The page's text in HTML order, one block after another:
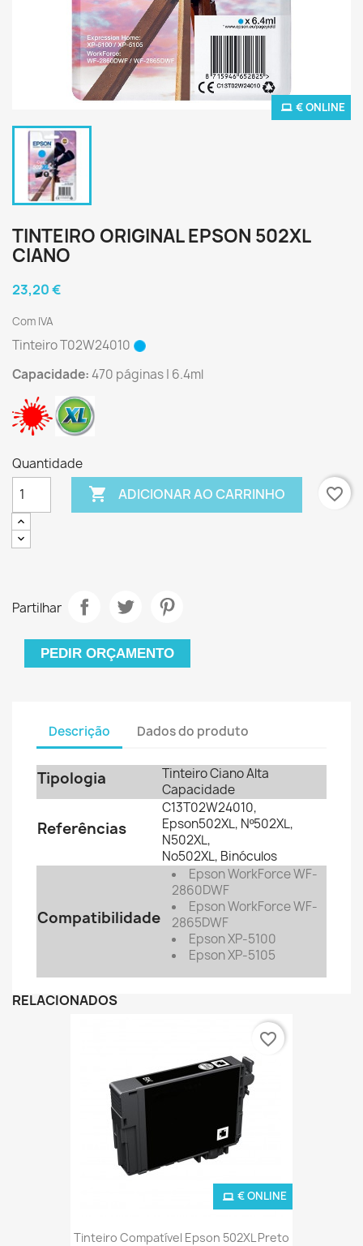
€ ONLINE
TINTEIRO ORIGINAL EPSON 502XL
CIANO
23,20 €
Com IVA
Tinteiro T02W24010
Capacidade:470 páginas | 6.4ml
Quantidade
 ADICIONAR AO CARRINHO favorite_border
Partilhar
PEDIR ORÇAMENTO
Descrição Dados do produto
Tipologia
Tinteiro Ciano Alta
Capacidade
Referências
C13T02W24010,
Epson502XL, Nº502XL,
N502XL,
No502XL, Binóculos
Compatibilidade
Epson WorkForce WF-
2860DWF
Epson WorkForce WF-
2865DWF
Epson XP-5100
Epson XP-5105
RELACIONADOS
Tinteiro Compatível Epson 502XL Preto
€ ONLINE
favorite_border